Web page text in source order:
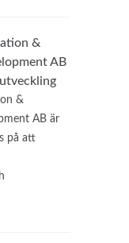
&
AB
&
AB är
på att